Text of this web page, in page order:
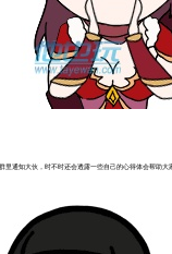
里通知大伙，时不时还会透露一些自己的心得体会帮助大